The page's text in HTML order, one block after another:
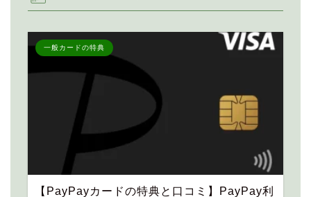
一般カードの特典
【PayPayカードの特典と口コミ】PayPay利